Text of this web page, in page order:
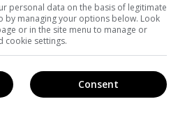
повідомлення і коментарі
один плюс журналістів
набагато частіше, тоді як жінки
а й у домашніх справах.
personal data on the basis of legitimate
by managing your options below. Look
or in the site menu to manage or
cookie settings.
Consent